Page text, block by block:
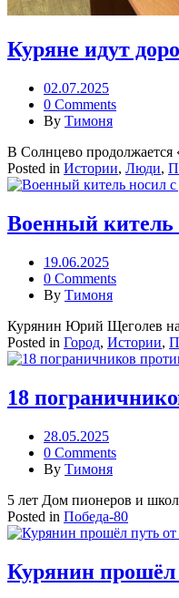
Куряне идут
02.07.2025
0 Comments
By Тимоня
В Солнцево продолжается
Posted in Истории, Люди,
Военный китель
19.06.2025
0 Comments
By Тимоня
Курянин Юрий Щеголев на
Posted in Город, Истории,
18
28.05.2025
0 Comments
By Тимоня
5 лет Дом пионеров и
Posted in Победа-80
Курянин прошёл